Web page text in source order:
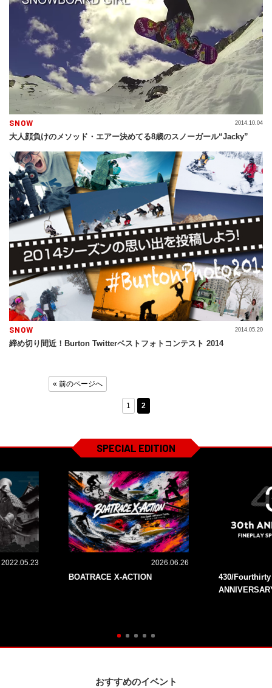
SNOW
大人顔負けのメソッド・エアー決めてる8歳のスノーガール“Jacky”
2014.10.04
SNOW
締め切り間近！Burton Twitterベストフォトコンテスト 2014
2014.05.20
« 前のページへ
1 2
SPECIAL EDITION
2022.05.23 2026.06.26
BOATRACE X-ACTION
430/
おすすめのイベント